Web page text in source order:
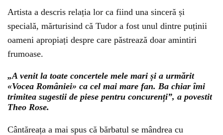
Artista a descris relația lor ca fiind una sinceră și
specială, mărturisind că Tudor a fost unul dintre puținii
oameni apropiați despre care păstrează doar amintiri
frumoase.
„A venit la toate concertele mele mari și a urmărit
«Vocea României» ca cel mai mare fan. Ba chiar îmi
trimitea sugestii de piese pentru concurenți”, a povestit
Theo Rose.
Cântăreața a mai spus că bărbatul se mândrea cu